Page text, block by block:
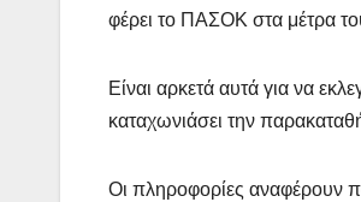
φέρει το ΠΑΣΟΚ στα μέτρα
Είναι αρκετά αυτά για να
καταχωνιάσει την
Οι πληροφορίες αναφέρουν